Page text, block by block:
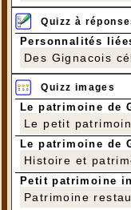
Quizz à
Personnalités
Des Gignacois
Quizz images
Le patrimoine de
Le petit
Le patrimoine de
Histoire et
Petit patrimoine
Patrimoine